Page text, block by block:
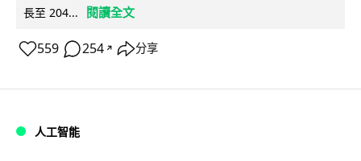
長至 204...
閱讀全文
559 254 ↗ 分享
人工智能